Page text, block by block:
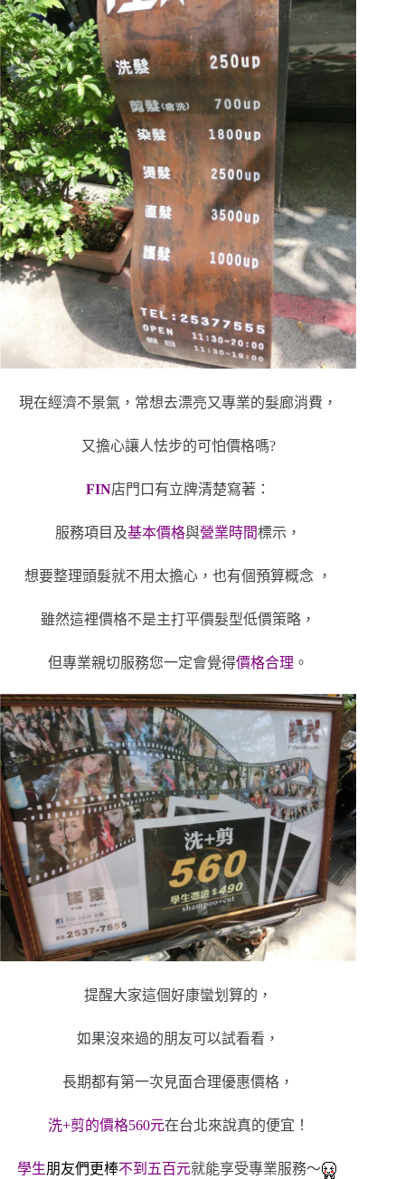
現在經濟不景氣，常想去漂亮又專業的髮廊消費，
又擔心讓人怯步的可怕價格嗎?
FIN店門口有立牌清楚寫著：
服務項目及基本價格與營業時間標示，
想要整理頭髮就不用太擔心，也有個預算概念 ，
雖然這裡價格不是主打平價髮型低價策略，
但專業親切服務您一定會覺得價格合理 。
提醒大家這個好康蠻划算的，
如果沒來過的朋友可以試看看，
長期都有第一次見面合理優惠價格 ，
洗+剪的價格560元在台北來說真的便宜！
學生朋友們更棒不到 五百元就能享受專業服務～